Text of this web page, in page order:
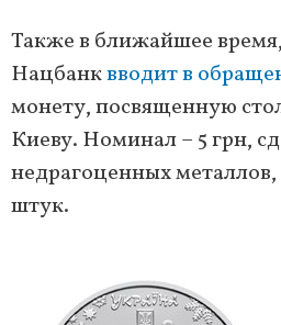
Также в ближайшее
Нацбанквводит в
монету, посвященную
Киеву. Номинал – 5 грн,
недрагоценных
штук.